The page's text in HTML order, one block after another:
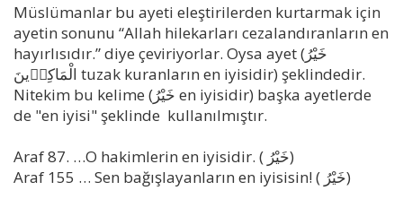
Müslümanlar bu ayeti eleştirilerden kurtarmak için
ayetin sonunu “Allah hilekarları cezalandıranların en
hayırlısıdır.” diye çeviriyorlar. Oysa ayet (خَيْرُ
الْمَاكِر۪ينَ tuzak kuranların en iyisidir) şeklindedir.
Nitekim bu kelime (خَيْرُ en iyisidir) başka ayetlerde
de "en iyisi" şeklinde kullanılmıştır.
Araf 87. …O hakimlerin en iyisidir. ( خَيْرُ)
Araf 155 … Sen bağışlayanların en iyisisin! ( خَيْرُ)